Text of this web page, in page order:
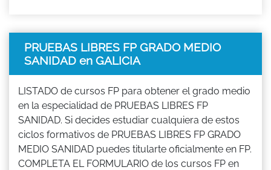
PRUEBAS LIBRES FP GRADO MEDIO
SANIDAD en GALICIA
LISTADO de cursos FP para obtener el grado medio
en la especialidad de PRUEBAS LIBRES FP
SANIDAD. Si decides estudiar cualquiera de estos
ciclos formativos de PRUEBAS LIBRES FP GRADO
MEDIO SANIDAD puedes titularte oficialmente en FP.
COMPLETA EL FORMULARIO de los cursos FP en